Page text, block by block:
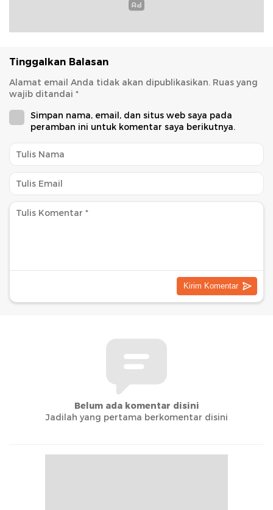
Tinggalkan Balasan
Alamat email Anda tidak akan dipublikasikan. Ruas yang
wajib ditandai *
Simpan nama, email, dan situs web saya pada
peramban ini untuk komentar saya berikutnya.
Belum ada komentar disini
Jadilah yang pertama berkomentar disini